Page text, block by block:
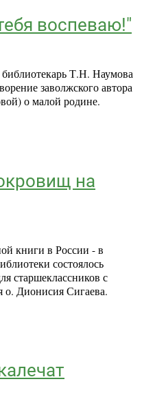
воспеваю!"
Т.Н. Наумова
заволжского автора
о малой родине.
на
книги в России - в
состоялось
старшеклассников с
о. Дионисия Сигаева.